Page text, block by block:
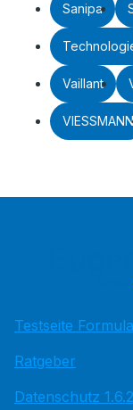
Sanipa
Vaillant
VIESSMANN
Testseite
Ratgeber
Datenschutz